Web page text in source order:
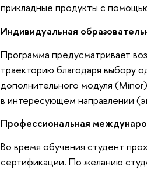
прикладные продукты с
Индивидуальная
Программа предусматривает
траекторию благодаря выбору
дополнительного модуля
в интересующем направлении
Профессиональная
Во время обучения студент
сертификации. По желанию